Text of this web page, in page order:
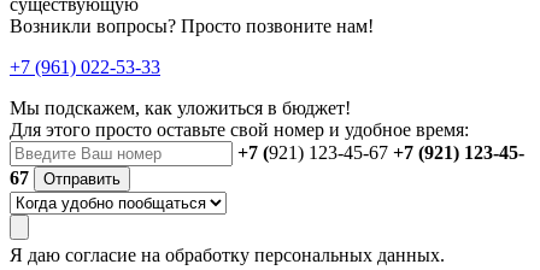
Возникли вопросы? Просто позвоните нам!
+7 (961) 022-53-33
Мы подскажем, как уложиться в бюджет!
Для этого просто оставьте свой номер и удобное время:
+7 (921) 123-45-67 +7 (921) 123-45-
67
Отправить
Я даю согласие на обработку персональных данных.